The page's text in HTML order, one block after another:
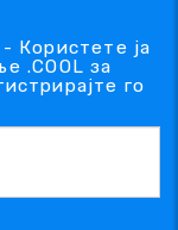
Користете ја
.COOL за
го